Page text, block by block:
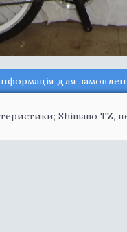
для
Shimano TZ,